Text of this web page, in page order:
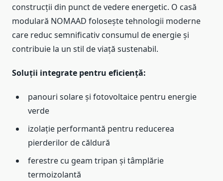
construcții din punct de vedere energetic. O casă
modulară NOMAAD folosește tehnologii moderne
care reduc semnificativ consumul de energie și
contribuie la un stil de viață sustenabil.
Soluții integrate pentru eficiență:
panouri solare și fotovoltaice pentru energie
verde
izolație performantă pentru reducerea
pierderilor de căldură
ferestre cu geam tripan și tâmplărie
termoizolantă